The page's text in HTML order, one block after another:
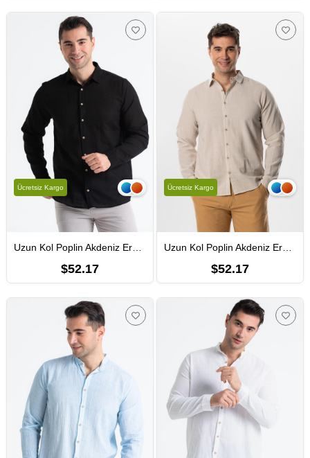
Uzun Kol Poplin Akdeniz Erkek Yazlık Gömlek Siyah Syh
$52.17
Ücretsiz Kargo
Uzun Kol Poplin Akdeniz Erkek Yazlık Gömlek Taş Tas
$52.17
Ücretsiz Kargo